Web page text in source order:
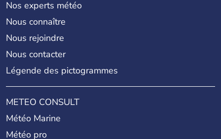
Nos experts météo
Nous connaître
Nous rejoindre
Nous contacter
Légende des pictogrammes
METEO CONSULT
Météo Marine
Météo pro